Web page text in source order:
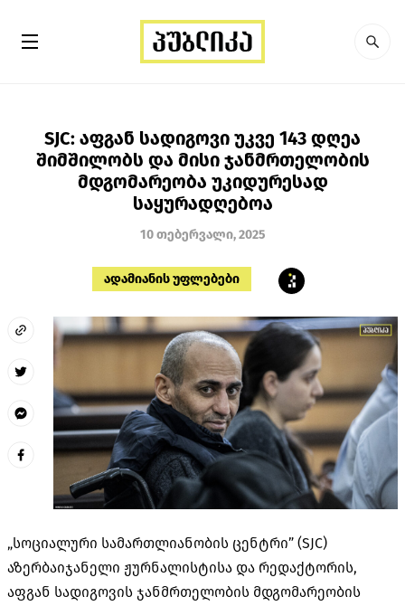
SJC: აფგან სადიგოვი უკვე 143 დღეა
შიმშილობს და მისი ჯანმრთელობის
მდგომარეობა უკიდურესად
საყურადღებოა
10 თებერვალი, 2025
ადამიანის უფლებები
„სოციალური სამართლიანობის ცენტრი” (SJC)
აზერბაიჯანელი ჟურნალისტისა და რედაქტორის,
აფგან სადიგოვის ჯანმრთელობის მდგომარეობის